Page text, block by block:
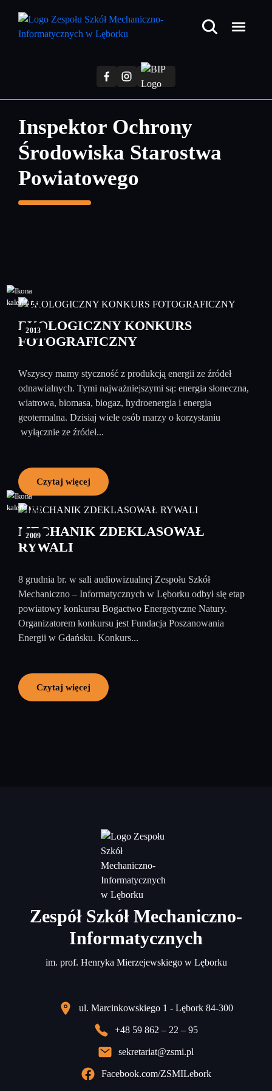
treści
Inspektor Ochrony
Środowiska Starostwa
Powiatowego
19
2013
EKOLOGICZNY KONKURS
FOTOGRAFICZNY
Wszyscy mamy styczność z produkcją energii ze źródeł
odnawialnych. Tymi najważniejszymi są: energia słoneczna,
wiatrowa, biomasa, biogaz, hydroenergia i energia
geotermalna. Dzisiaj wiele osób marzy o korzystaniu
wyłącznie ze źródeł...
Czytaj więcej
09
2009
MECHANIK ZDEKLASOWAŁ
RYWALI
8 grudnia br. w sali audiowizualnej Zespołu Szkół
Mechaniczno – Informatycznych w Lęborku odbył się etap
powiatowy konkursu Bogactwo Energetyczne Natury.
Organizatorem konkursu jest Fundacja Poszanowania
Energii w Gdańsku. Konkurs...
Czytaj więcej
Zespół Szkół Mechaniczno-
Informatycznych
im. prof. Henryka Mierzejewskiego w Lęborku
ul. Marcinkowskiego 1 - Lębork 84-300
+48 59 862 – 22 – 95
sekretariat@zsmi.pl
Facebook.com/ZSMILebork